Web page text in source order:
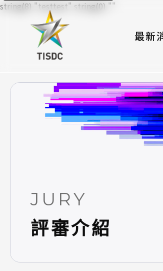
最新
string(8) "testtest" string(0) ""
JURY
評審介紹